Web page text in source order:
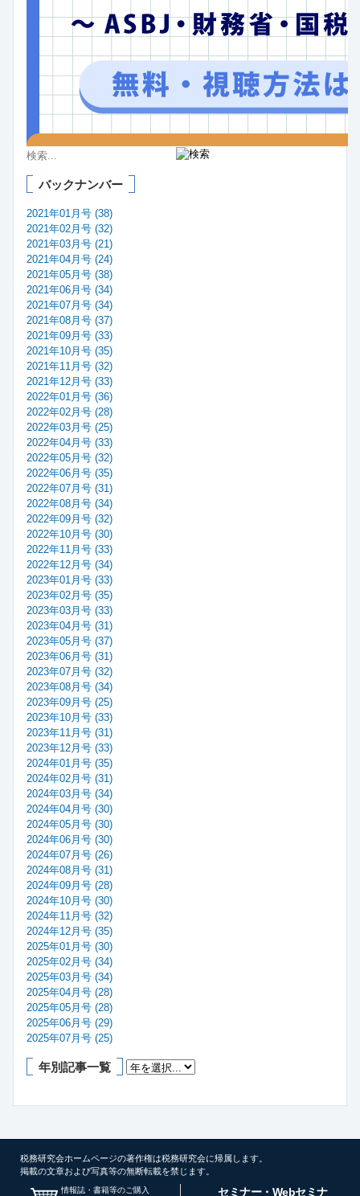
バックナンバー
2021年01月号 (38)
2021年02月号 (32)
2021年03月号 (21)
2021年04月号 (24)
2021年05月号 (38)
2021年06月号 (34)
2021年07月号 (34)
2021年08月号 (37)
2021年09月号 (33)
2021年10月号 (35)
2021年11月号 (32)
2021年12月号 (33)
2022年01月号 (36)
2022年02月号 (28)
2022年03月号 (25)
2022年04月号 (33)
2022年05月号 (32)
2022年06月号 (35)
2022年07月号 (31)
2022年08月号 (34)
2022年09月号 (32)
2022年10月号 (30)
2022年11月号 (33)
2022年12月号 (34)
2023年01月号 (33)
2023年02月号 (35)
2023年03月号 (33)
2023年04月号 (31)
2023年05月号 (37)
2023年06月号 (31)
2023年07月号 (32)
2023年08月号 (34)
2023年09月号 (25)
2023年10月号 (33)
2023年11月号 (31)
2023年12月号 (33)
2024年01月号 (35)
2024年02月号 (31)
2024年03月号 (34)
2024年04月号 (30)
2024年05月号 (30)
2024年06月号 (30)
2024年07月号 (26)
2024年08月号 (31)
2024年09月号 (28)
2024年10月号 (30)
2024年11月号 (32)
2024年12月号 (35)
2025年01月号 (30)
2025年02月号 (34)
2025年03月号 (34)
2025年04月号 (28)
2025年05月号 (28)
2025年06月号 (29)
2025年07月号 (25)
年別記事一覧
税務研究会ホームページの著作権は税務研究会に帰属します。
掲載の文章および写真等の無断転載を禁じます。
情報誌・書籍等のご購入 セミナー・Webセミナ